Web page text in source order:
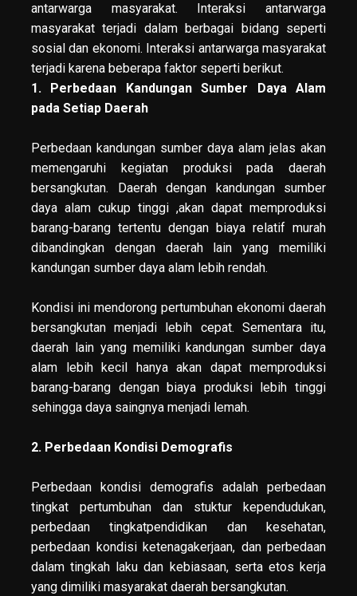
antarwarga masyarakat. Interaksi antarwarga
masyarakat terjadi dalam berbagai bidang seperti
sosial dan ekonomi. Interaksi antarwarga masyarakat
terjadi karena beberapa faktor seperti berikut.
1. Perbedaan Kandungan Sumber Daya Alam
pada Setiap Daerah
Perbedaan kandungan sumber daya alam jelas akan
memengaruhi kegiatan produksi pada daerah
bersangkutan. Daerah dengan kandungan sumber
daya alam cukup tinggi ,akan dapat memproduksi
barang-barang tertentu dengan biaya relatif murah
dibandingkan dengan daerah lain yang memiliki
kandungan sumber daya alam lebih rendah.
Kondisi ini mendorong pertumbuhan ekonomi daerah
bersangkutan menjadi lebih cepat. Sementara itu,
daerah lain yang memiliki kandungan sumber daya
alam lebih kecil hanya akan dapat memproduksi
barang-barang dengan biaya produksi lebih tinggi
sehingga daya saingnya menjadi lemah.
2. Perbedaan Kondisi Demografis
Perbedaan kondisi demografis adalah perbedaan
tingkat pertumbuhan dan stuktur kependudukan,
perbedaan tingkatpendidikan dan kesehatan,
perbedaan kondisi ketenagakerjaan, dan perbedaan
dalam tingkah laku dan kebiasaan, serta etos kerja
yang dimiliki masyarakat daerah bersangkutan.